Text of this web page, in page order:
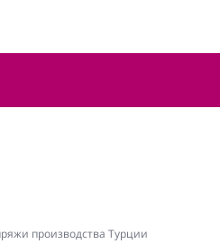
производства Турции